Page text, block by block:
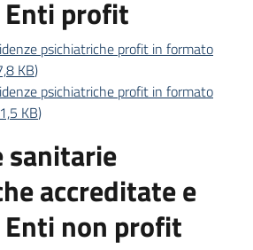
profit
psichiatriche profit in formato
KB)
psichiatriche profit in formato
KB)
sanitarie
accreditate e
non profit